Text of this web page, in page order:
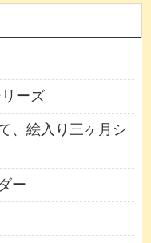
ーズ
、絵入り三ヶ月シ
ー